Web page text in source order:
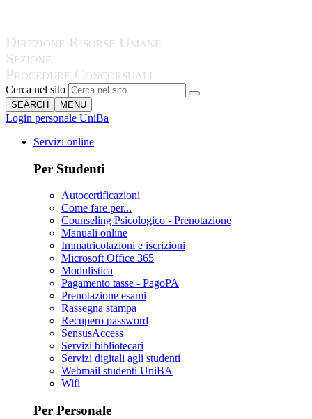
Cerca nel sito
SEARCH MENU
Login personale UniBa
Servizi online
Per Studenti
Autocertificazioni
Come fare per...
Counseling Psicologico - Prenotazione
Manuali online
Immatricolazioni e iscrizioni
Microsoft Office 365
Modulistica
Pagamento tasse - PagoPA
Prenotazione esami
Rassegna stampa
Recupero password
SensusAccess
Servizi bibliotecari
Servizi digitali agli studenti
Webmail studenti UniBA
Wifi
Per Personale